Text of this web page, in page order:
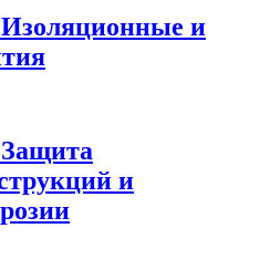
Изоляционные и
Защита
и